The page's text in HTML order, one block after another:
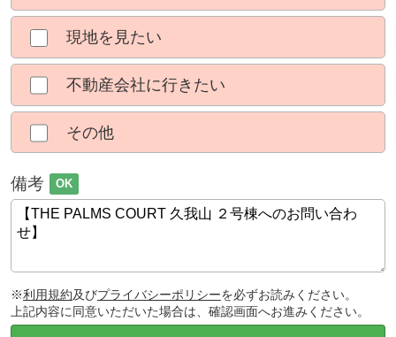
現地を見たい
不動産会社に行きたい
その他
備考 OK
※利用規約及びプライバシーポリシーを必ずお読みください。
上記内容に同意いただいた場合は、確認画面へお進みください。